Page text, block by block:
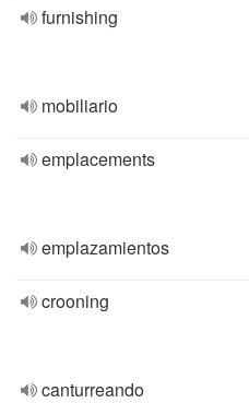
furnishing
mobiliario
emplacements
emplazamientos
crooning
canturreando